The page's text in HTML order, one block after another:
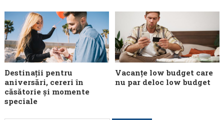
Destinații pentru
aniversări, cereri în
căsătorie și momente
speciale
Vacanțe low budget care
nu par deloc low budget